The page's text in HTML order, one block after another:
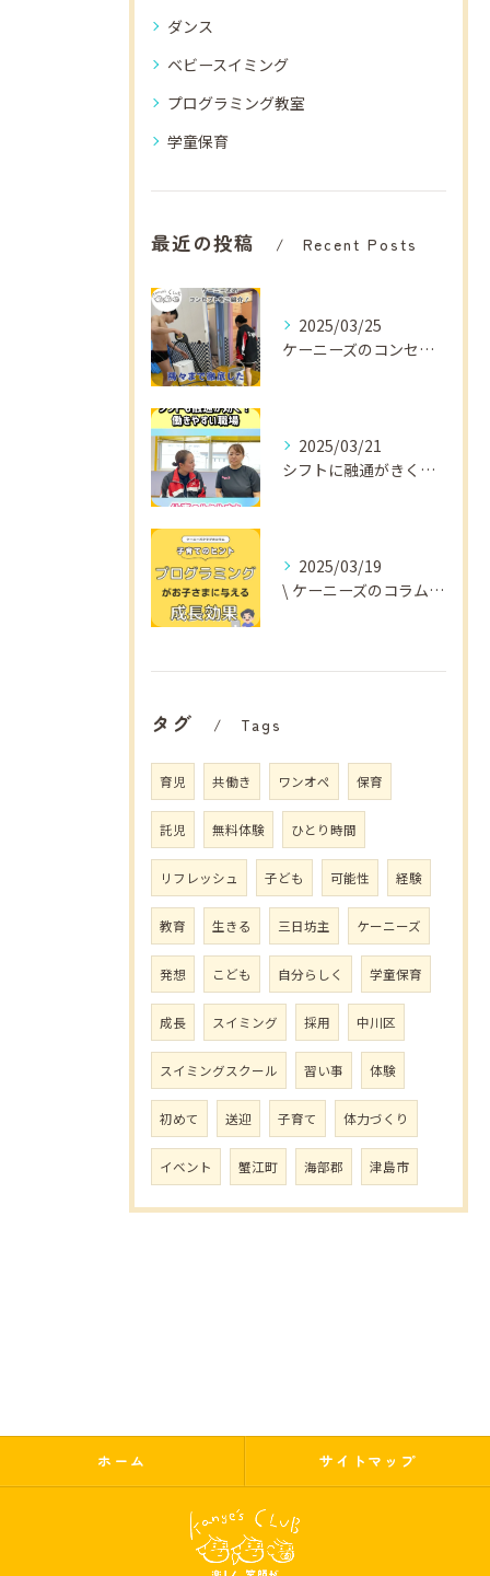
ダンス
ベビースイミング
プログラミング教室
学童保育
最近の投稿 Recent Posts
2025/03/25
ケーニーズのコンセプトをご紹介！
2025/03/21
シフトに融通がきくから
2025/03/19
\ ケーニーズのコラム📚/
タグ Tags
育児 共働き ワンオペ 保育
託児 無料体験 ひとり時間
リフレッシュ 子ども 可能性 経験
教育 生きる 三日坊主 ケーニーズ
発想 こども 自分らしく 学童保育
成長 スイミング 採用 中川区
スイミングスクール 習い事 体験
初めて 送迎 子育て 体力づくり
イベント 蟹江町 海部郡 津島市
ホーム サイトマップ